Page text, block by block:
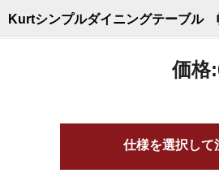
Kurtシンプルダイニングテーブル
価格:
仕様を選択して